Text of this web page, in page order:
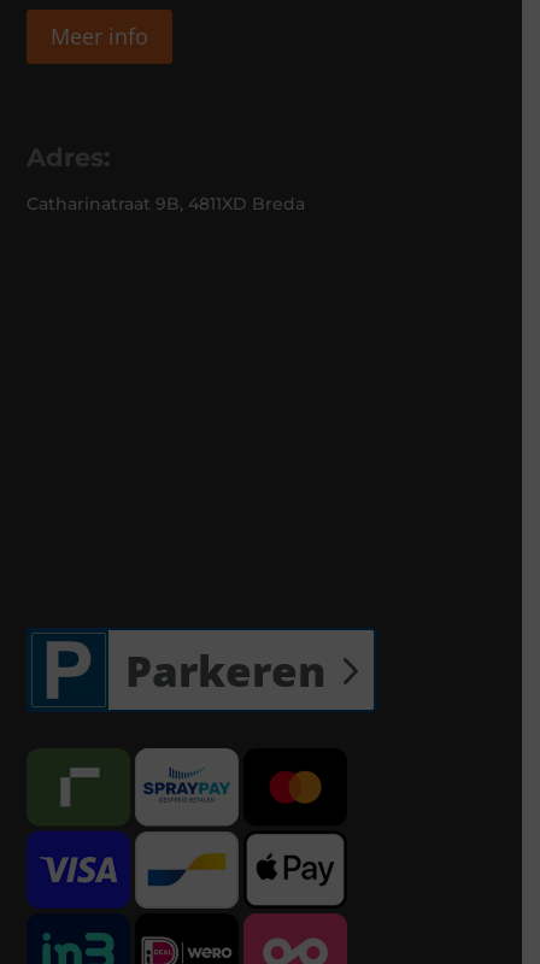
Meer info
Adres:
Catharinatraat 9B, 4811XD Breda
Parkeren